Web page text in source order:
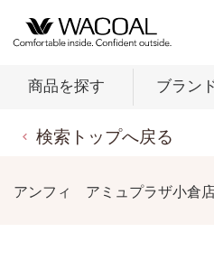
商品を探す ブラン
検索トップへ戻る
アンフィ アミュプラザ小倉